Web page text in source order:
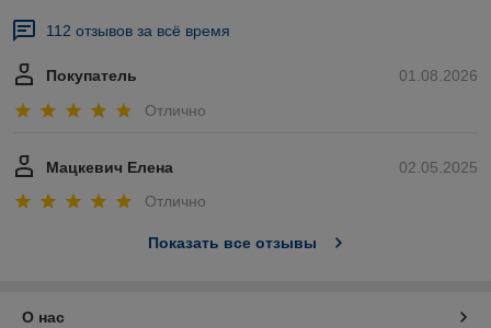
112 отзывов за всё время
01.08.2026
Покупатель
Отлично
02.05.2025
Мацкевич Елена
Отлично
Показать все отзывы
О нас